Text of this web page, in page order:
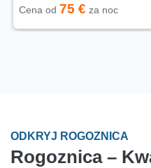
Cena od 75 € za noc
ODKRYJ ROGOZNICA
Rogoznica –